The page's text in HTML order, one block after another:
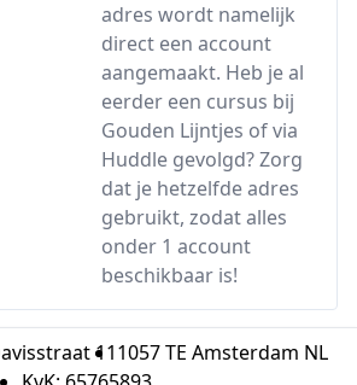
adres wordt namelijk
direct een account
aangemaakt. Heb je al
eerder een cursus bij
Gouden Lijntjes of via
Huddle gevolgd? Zorg
dat je hetzelfde adres
gebruikt, zodat alles
onder 1 account
beschikbaar is!
111057 TE Amsterdam NL